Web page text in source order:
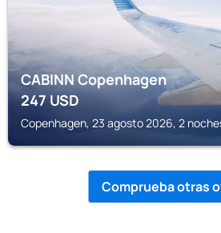
CABINN Copenhagen
247USD
Copenhagen, 23 agosto 2026, 2
Comprueba otras